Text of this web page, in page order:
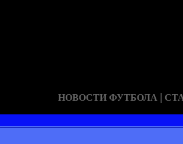
НОВОСТИ ФУТБОЛА |